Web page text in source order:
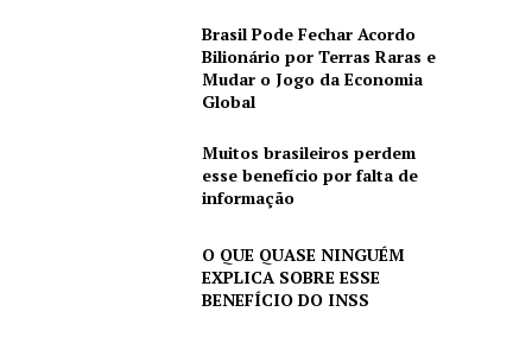
Brasil Pode Fechar Acordo
Bilionário por Terras Raras e
Mudar o Jogo da Economia
Global
Muitos brasileiros perdem
esse benefício por falta de
informação
O QUE QUASE NINGUÉM
EXPLICA SOBRE ESSE
BENEFÍCIO DO INSS